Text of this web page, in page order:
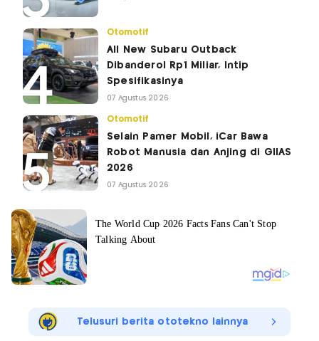
Otomotif
All New Subaru Outback
Dibanderol Rp1 Miliar, Intip
Spesifikasinya
07 Agustus 2026
Otomotif
Selain Pamer Mobil, iCar Bawa
Robot Manusia dan Anjing di GIIAS
2026
07 Agustus 2026
Telusuri berita ototekno lainnya